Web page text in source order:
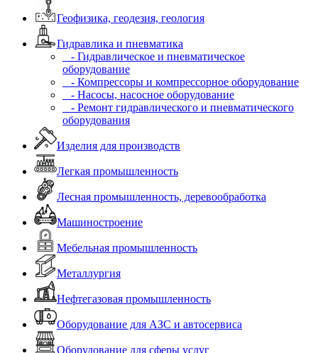
Геофизика, геодезия, геология
Гидравлика и пневматика
- Гидравлическое и пневматическое
оборудование
- Компрессоры и компрессорное оборудование
- Насосы, насосное оборудование
- Ремонт гидравлического и пневматического
оборудования
Изделия для производств
Легкая промышленность
Лесная промышленность, деревообработка
Машиностроение
Мебельная промышленность
Металлургия
Нефтегазовая промышленность
Оборудование для АЗС и автосервиса
Оборудование для сферы услуг